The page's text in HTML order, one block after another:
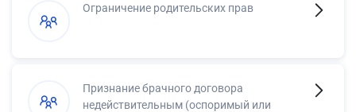
Ограничение родительских прав
Признание брачного договора
недействительным (оспоримый или